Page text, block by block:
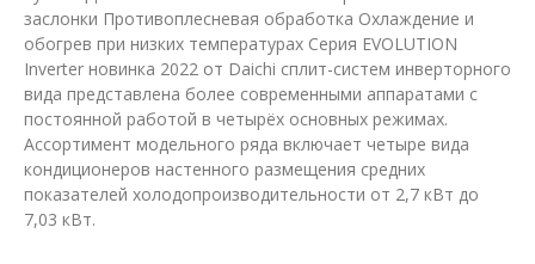
заслонки Противоплесневая обработка Охлаждение и
обогрев при низких температурах Серия EVOLUTION
Inverter новинка 2022 от Daichi сплит-систем инверторного
вида представлена более современными аппаратами с
постоянной работой в четырёх основных режимах.
Ассортимент модельного ряда включает четыре вида
кондиционеров настенного размещения средних
показателей холодопроизводительности от 2,7 кВт до
7,03 кВт.